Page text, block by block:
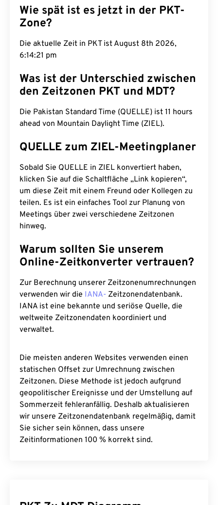
Wie spät ist es jetzt in der PKT-
Zone?
Die aktuelle Zeit in PKT ist August 8th 2026,
6:14:22 pm
Was ist der Unterschied zwischen
den Zeitzonen PKT und MDT?
Die Pakistan Standard Time (QUELLE) ist 11 hours
ahead von Mountain Daylight Time (ZIEL).
QUELLE zum ZIEL-Meetingplaner
Sobald Sie QUELLE in ZIEL konvertiert haben,
klicken Sie auf die Schaltfläche „Link kopieren“,
um diese Zeit mit einem Freund oder Kollegen zu
teilen. Es ist ein einfaches Tool zur Planung von
Meetings über zwei verschiedene Zeitzonen
hinweg.
Warum sollten Sie unserem
Online-Zeitkonverter vertrauen?
Zur Berechnung unserer Zeitzonenumrechnungen
verwenden wir die IANA- Zeitzonendatenbank.
IANA ist eine bekannte und seriöse Quelle, die
weltweite Zeitzonendaten koordiniert und
verwaltet.
Die meisten anderen Websites verwenden einen
statischen Offset zur Umrechnung zwischen
Zeitzonen. Diese Methode ist jedoch aufgrund
geopolitischer Ereignisse und der Umstellung auf
Sommerzeit fehleranfällig. Deshalb aktualisieren
wir unsere Zeitzonendatenbank regelmäßig, damit
Sie sicher sein können, dass unsere
Zeitinformationen 100 % korrekt sind.